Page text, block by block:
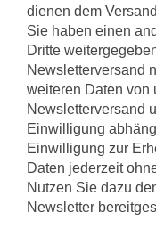
dienen dem
Sie haben einen
Dritte
Newsletterversand
weiteren Daten von
Newsletterversand
Einwilligung
Einwilligung zur
Daten jederzeit
Nutzen Sie dazu
Newsletter